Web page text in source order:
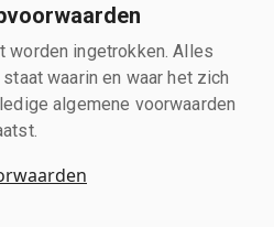
worden ingetrokken. Alles
waarin en waar het zich
algemene voorwaarden